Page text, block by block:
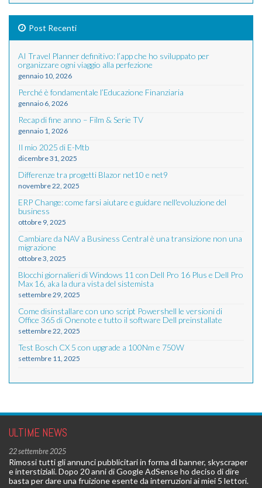
Post Recenti
AI Travel Planner definitivo: l’app che ho sviluppato per
organizzare ogni viaggio alla perfezione
gennaio 10, 2026
Perché è fondamentale l’Educazione Finanziaria
gennaio 6, 2026
Recap di fine anno – Film & Serie TV
gennaio 1, 2026
Il mio 2025 di E-Mtb
dicembre 31, 2025
Differenze tra progetti Blazor net10 e net9
novembre 22, 2025
ERP Change: come farsi aiutare e guidare nell'evoluzione del
business
ottobre 9, 2025
Cambiare da NAV a Business Central è una transizione non una
migrazione
ottobre 3, 2025
Blocchi giornalieri di Windows 11 con Dell Pro 16 Plus e Dell Pro
Max 16, aka la dura vista del sistemista
settembre 29, 2025
Come disinstallare con uno script Powershell le versioni di
Office 365 di Onenote e tutto il software Dell preinstallate
settembre 22, 2025
Test Bosch CX 5 con upgrade a 100Nm e 750W
settembre 11, 2025
ULTIME NEWS
22 settembre 2025
Rimossi tutti gli annunci pubblicitari in forma di banner, skyscraper
e interstiziali. Dopo 20 anni di Google AdSense ho deciso di dire
basta per dare una fruizione esente da interruzioni ai miei 5 lettori.